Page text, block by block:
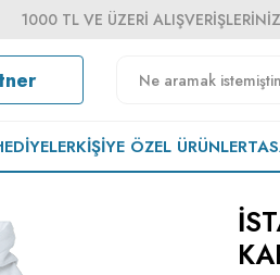
1000 TL VE ÜZERI
KIŞIYE ÖZEL ÜRÜNLER